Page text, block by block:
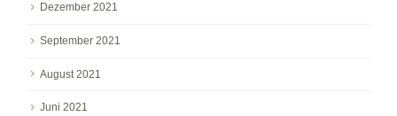
Dezember 2021
September 2021
August 2021
Juni 2021